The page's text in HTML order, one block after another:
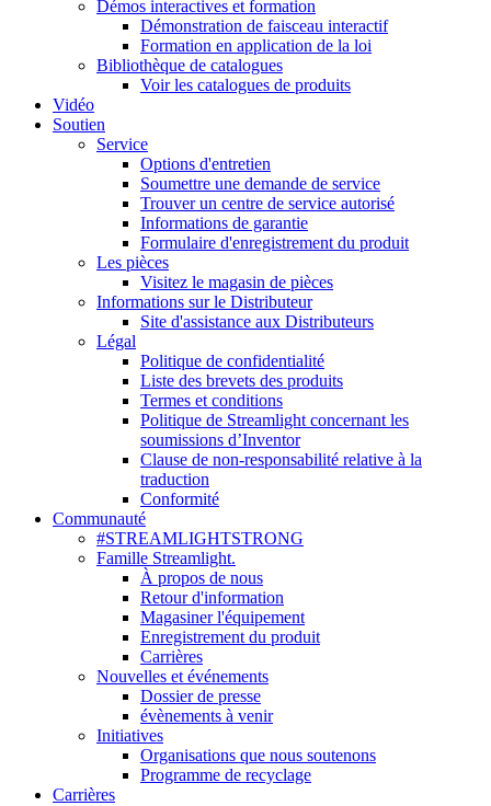
Démos interactives et formation
Démonstration de faisceau interactif
Formation en application de la loi
Bibliothèque de catalogues
Voir les catalogues de produits
Vidéo
Soutien
Service
Options d'entretien
Soumettre une demande de service
Trouver un centre de service autorisé
Informations de garantie
Formulaire d'enregistrement du produit
Les pièces
Visitez le magasin de pièces
Informations sur le Distributeur
Site d'assistance aux Distributeurs
Légal
Politique de confidentialité
Liste des brevets des produits
Termes et conditions
Politique de Streamlight concernant les
soumissions d’Inventor
Clause de non-responsabilité relative à la
traduction
Conformité
Communauté
#STREAMLIGHTSTRONG
Famille Streamlight.
À propos de nous
Retour d'information
Magasiner l'équipement
Enregistrement du produit
Carrières
Nouvelles et événements
Dossier de presse
évènements à venir
Initiatives
Organisations que nous soutenons
Programme de recyclage
Carrières